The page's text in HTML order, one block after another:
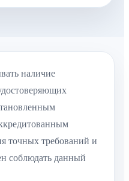
наличие
точных требований и
соблюдать данный